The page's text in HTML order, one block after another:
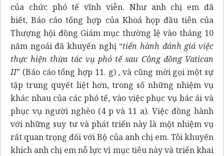
của chức phó tế vĩnh viễn. Như anh chị em đã
biết,Báo cáo tổng hợp của Khoá họp đầu tiên của
Thượng hội đồng Giám mục thường lệ vào tháng 10
năm ngoái đã khuyến nghị “tiến hành đánh giá việc
thực hiện thừa tác vụ phó tế sau Công đồng Vatican
II” (Báo cáo tổng hợp 11. g) , và cũng mời gọi một sự
tập trung quyết liệt hơn, trong số những nhiệm vụ
khác nhau của các phó tế, vào việc phục vụ bác ái và
phục vụ người nghèo (4 p và 11 a). Việc đồng hành
với những suy tư và phát triển này là một nhiệm vụ
rất quan trọng đối với Bộ của anh chị em. Tôi khuyến
khích anh chị em nỗ lực vì mục tiêu này và triển khai